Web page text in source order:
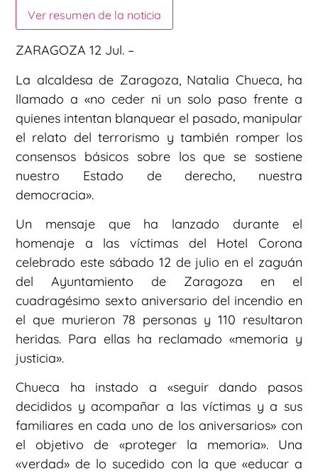
Ver resumen de la noticia
ZARAGOZA 12 Jul. –
La alcaldesa de Zaragoza, Natalia Chueca, ha
llamado a «no ceder ni un solo paso frente a
quienes intentan blanquear el pasado, manipular
el relato del terrorismo y también romper los
consensos básicos sobre los que se sostiene
nuestro Estado de derecho, nuestra
democracia».
Un mensaje que ha lanzado durante el
homenaje a las víctimas del Hotel Corona
celebrado este sábado 12 de julio en el zaguán
del Ayuntamiento de Zaragoza en el
cuadragésimo sexto aniversario del incendio en
el que murieron 78 personas y 110 resultaron
heridas. Para ellas ha reclamado «memoria y
justicia».
Chueca ha instado a «seguir dando pasos
decididos y acompañar a las víctimas y a sus
familiares en cada uno de los aniversarios» con
el objetivo de «proteger la memoria». Una
«verdad» de lo sucedido con la que «educar a